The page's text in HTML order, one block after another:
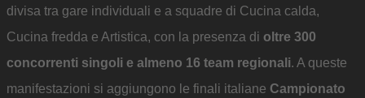
divisa tra gare individuali e a squadre di Cucina calda,
Cucina fredda e Artistica, con la presenza di oltre 300
concorrenti singoli e almeno 16 team regionali. A queste
manifestazioni si aggiungono le finali italiane Campionato